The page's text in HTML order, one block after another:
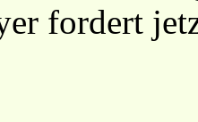
fordert